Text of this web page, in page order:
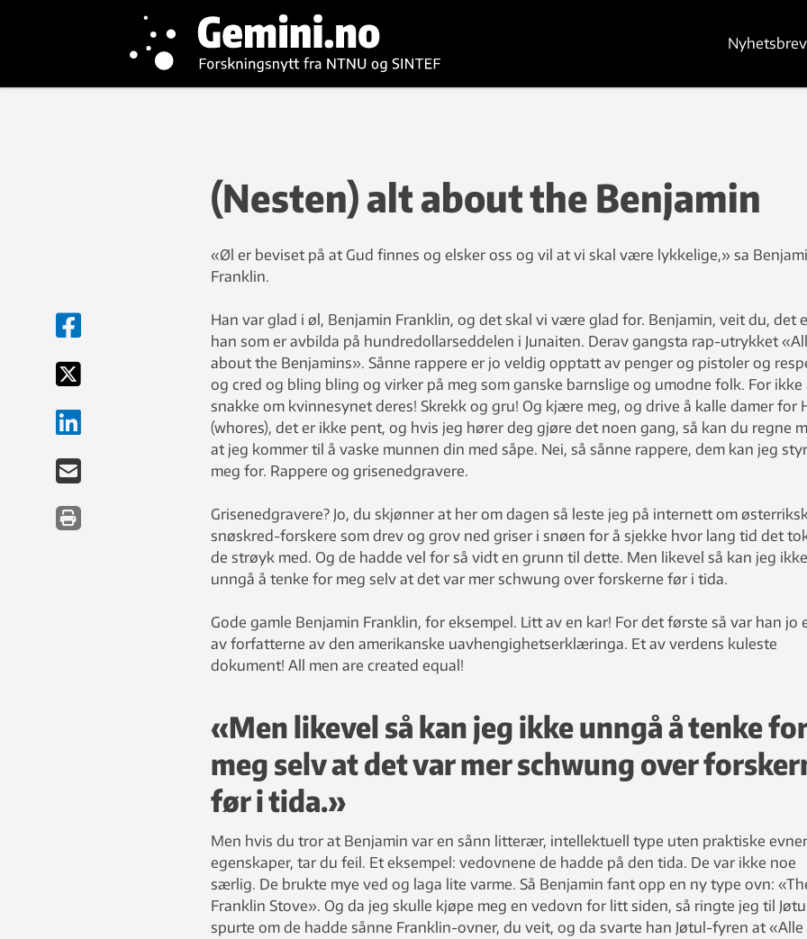
Nyhetsbrev
(Nesten) alt about the Benjamin
«Øl er beviset på at Gud finnes og elsker oss og vil at vi skal være lykkelige,» sa
Franklin.
Han var glad i øl, Benjamin Franklin, og det skal vi være glad for. Benjamin, veit du, det
han som er avbilda på hundredollarseddelen i Junaiten. Derav gangsta rap-utrykket «All
about the Benjamins». Sånne rappere er jo veldig opptatt av penger og pistoler og
og cred og bling bling og virker på meg som ganske barnslige og umodne folk. For ikke
snakke om kvinnesynet deres! Skrekk og gru! Og kjære meg, og drive å kalle damer for
(whores), det er ikke pent, og hvis jeg hører deg gjøre det noen gang, så kan du regne
at jeg kommer til å vaske munnen din med såpe. Nei, så sånne rappere, dem kan jeg
meg for. Rappere og grisenedgravere.
Grisenedgravere? Jo, du skjønner at her om dagen så leste jeg på internett om
snøskred-forskere som drev og grov ned griser i snøen for å sjekke hvor lang tid det
de strøyk med. Og de hadde vel for så vidt en grunn til dette. Men likevel så kan jeg ikke
unngå å tenke for meg selv at det var mer schwung over forskerne før i tida.
Gode gamle Benjamin Franklin, for eksempel. Litt av en kar! For det første så var han jo
av forfatterne av den amerikanske uavhengighetserklæringa. Et av verdens kuleste
dokument! All men are created equal!
«Men likevel så kan jeg ikke unngå å tenke for
meg selv at det var mer schwung over
før i tida.»
Men hvis du tror at Benjamin var en sånn litterær, intellektuell type uten praktiske
egenskaper, tar du feil. Et eksempel: vedovnene de hadde på den tida. De var ikke noe
særlig. De brukte mye ved og laga lite varme. Så Benjamin fant opp en ny type ovn:
Franklin Stove». Og da jeg skulle kjøpe meg en vedovn for litt siden, så ringte jeg til
spurte om de hadde sånne Franklin-ovner, du veit, og da svarte han Jøtul-fyren at «Alle